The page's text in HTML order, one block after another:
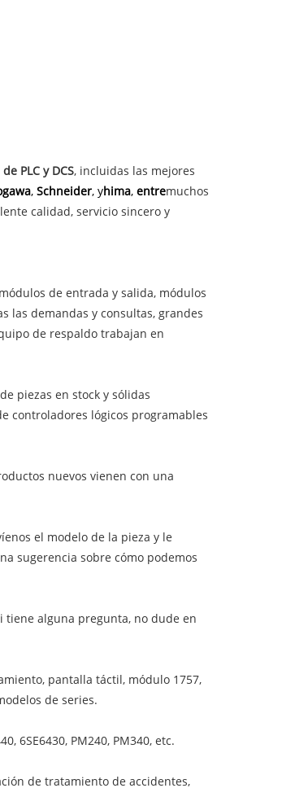
PLC y DCS, incluidas las mejores
, Schneider, yhima, entremuchos
calidad, servicio sincero y
de entrada y salida, módulos
las demandas y consultas, grandes
de respaldo trabajan en
piezas en stock y sólidas
controladores lógicos programables
nuevos vienen con una
el modelo de la pieza y le
sugerencia sobre cómo podemos
tiene alguna pregunta, no dude en
pantalla táctil, módulo 1757,
de series.
6SE6430, PM240, PM340, etc.
de tratamiento de accidentes,